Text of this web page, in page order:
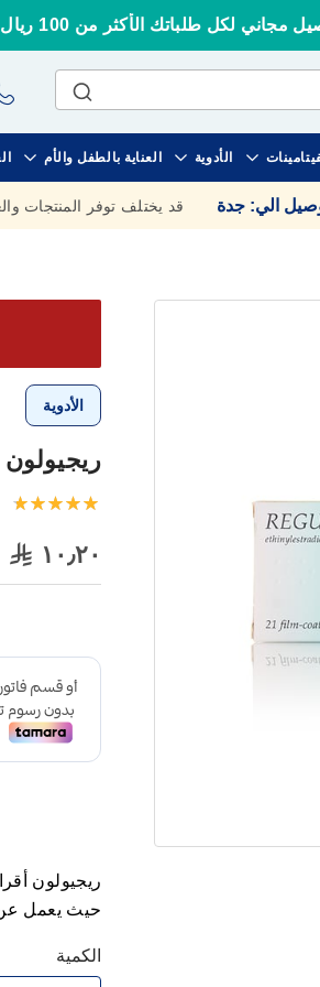
مجاني لكل طلباتك الأكثر من 100 ريال
الأدوية العناية بالطفل والأم
الي: جدة قد يختلف توفر المنتجات
الأدوية
ريجيولون 21 قرص
تقييم:
١٠٫٢٠
ريجيولون
حيث يعمل
الكمية